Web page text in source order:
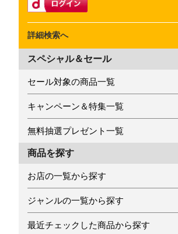
詳細検索へ
スペシャル＆セール
セール対象の商品一覧
キャンペーン＆特集一覧
無料抽選プレゼント一覧
商品を探す
お店の一覧から探す
ジャンルの一覧から探す
最近チェックした商品から探す